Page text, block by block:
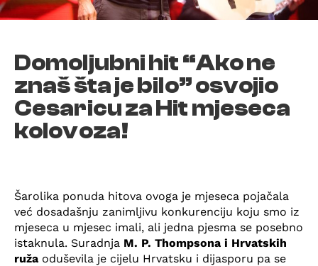
Domoljubni hit “Ako ne
znaš šta je bilo” osvojio
Cesaricu za Hit mjeseca
kolovoza!
Šarolika ponuda hitova ovoga je mjeseca pojačala
već dosadašnju zanimljivu konkurenciju koju smo iz
mjeseca u mjesec imali, ali jedna pjesma se posebno
istaknula. Suradnja M. P. Thompsona i Hrvatskih
ruža oduševila je cijelu Hrvatsku i dijasporu pa se